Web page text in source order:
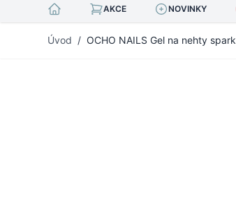
AKCE NOVINKY
Úvod / OCHO NAILS Gel na nehty